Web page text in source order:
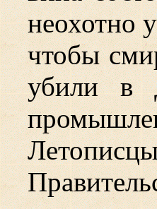
неохотно
чтобы
убили в